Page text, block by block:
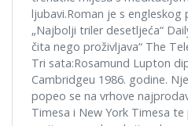
ljubavi.Roman je s engleskog
„Najbolji triler desetljeća“
čita nego proživljava“ The
Tri sata:Rosamund Lupton
Cambridgeu 1986. godine.
popeo se na vrhove
Timesa i New York Timesa